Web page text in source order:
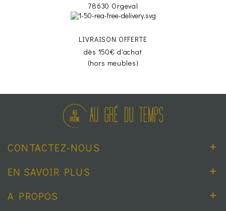
78630 Orgeval
LIVRAISON OFFERTE
dès 150€ d'achat
(hors meubles)
CONTACTEZ-NOUS
EN SAVOIR PLUS
A PROPOS